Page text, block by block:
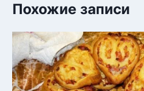
Похожие записи